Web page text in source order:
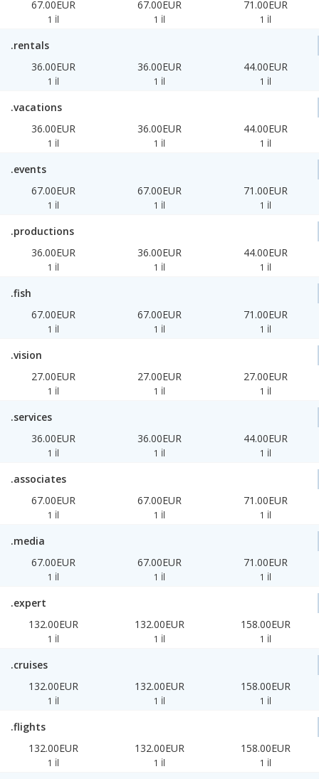
67.00EUR
1 İl
67.00EUR
1 İl
71.00EUR
1 İl
.rentals
36.00EUR
1 İl
36.00EUR
1 İl
44.00EUR
1 İl
.vacations
36.00EUR
1 İl
36.00EUR
1 İl
44.00EUR
1 İl
.events
67.00EUR
1 İl
67.00EUR
1 İl
71.00EUR
1 İl
.productions
36.00EUR
1 İl
36.00EUR
1 İl
44.00EUR
1 İl
.fish
67.00EUR
1 İl
67.00EUR
1 İl
71.00EUR
1 İl
.vision
27.00EUR
1 İl
27.00EUR
1 İl
27.00EUR
1 İl
.services
36.00EUR
1 İl
36.00EUR
1 İl
44.00EUR
1 İl
.associates
67.00EUR
1 İl
67.00EUR
1 İl
71.00EUR
1 İl
.media
67.00EUR
1 İl
67.00EUR
1 İl
71.00EUR
1 İl
.expert
132.00EUR
1 İl
132.00EUR
1 İl
158.00EUR
1 İl
.cruises
132.00EUR
1 İl
132.00EUR
1 İl
158.00EUR
1 İl
.flights
132.00EUR
1 İl
132.00EUR
1 İl
158.00EUR
1 İl